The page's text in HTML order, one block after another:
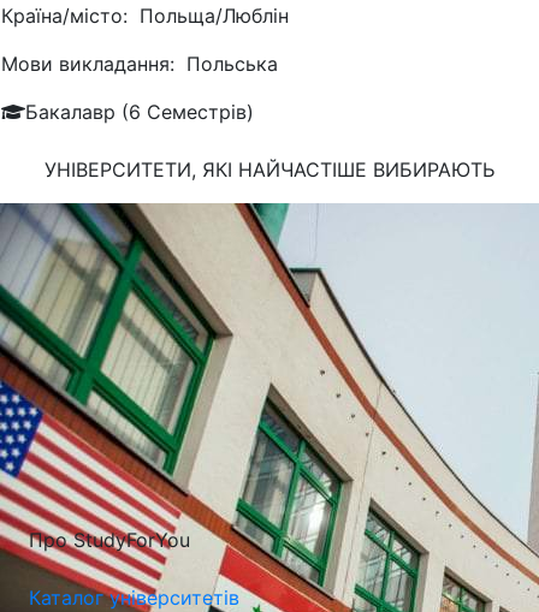
Країна/місто: Польща/Люблін
Мови викладання: Польська
Бакалавр (6 Семестрів)
УНІВЕРСИТЕТИ, ЯКІ НАЙЧАСТІШЕ ВИБИРАЮТЬ
Про StudyForYou
Каталог університетів